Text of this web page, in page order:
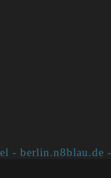
- berlin.n8blau.de